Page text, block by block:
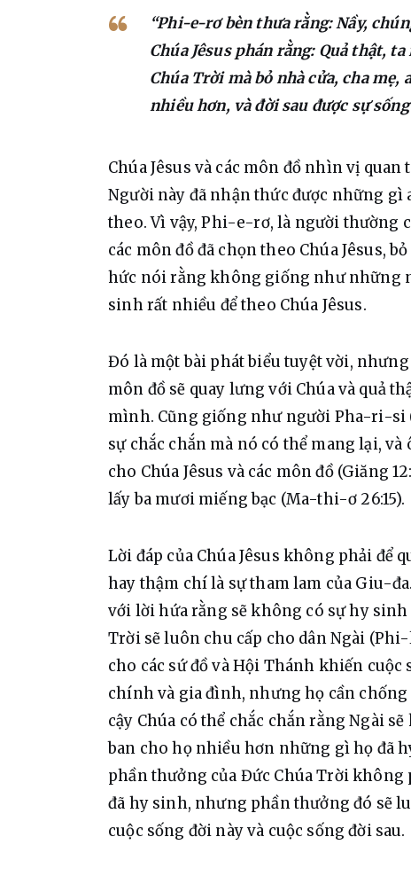
“Phi-e-rơ bèn thưa rằng: Nầy,
Chúa Jêsus phán rằng: Quả thật,
Chúa Trời mà bỏ nhà cửa, cha
nhiều hơn, và đời sau được sự
Chúa Jêsus và các môn đồ nhìn vị quan
Người này đã nhận thức được những
theo. Vì vậy, Phi-e-rơ, là người thường
các môn đồ đã chọn theo Chúa Jêsus,
hức nói rằng không giống như những
sinh rất nhiều để theo Chúa Jêsus.
Đó là một bài phát biểu tuyệt vời,
môn đồ sẽ quay lưng với Chúa và quả
mình. Cũng giống như người Pha-ri-si
sự chắc chắn mà nó có thể mang lại,
cho Chúa Jêsus và các môn đồ (Giăng
lấy ba mươi miếng bạc (Ma-thi-ơ 26:15).
Lời đáp của Chúa Jêsus không phải để
hay thậm chí là sự tham lam của Giu-
với lời hứa rằng sẽ không có sự hy
Trời sẽ luôn chu cấp cho dân Ngài
cho các sứ đồ và Hội Thánh khiến
chính và gia đình, nhưng họ cần
cậy Chúa có thể chắc chắn rằng Ngài
ban cho họ nhiều hơn những gì họ đã
phần thưởng của Đức Chúa Trời
đã hy sinh, nhưng phần thưởng đó sẽ
cuộc sống đời này và cuộc sống đời sau.